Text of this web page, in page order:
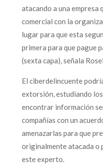
atacando a una empresa
comercial con la
lugar para que esta
primera para que pague
(sexta capa), señala
El ciberdelincuente
extorsión, estudiando
encontrar información
compañías con un
amenazarlas para que
originalmente atacada o
este experto.